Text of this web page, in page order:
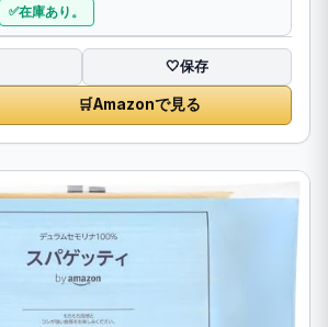
在庫あり。
🤍保存
🛒Amazonで見る